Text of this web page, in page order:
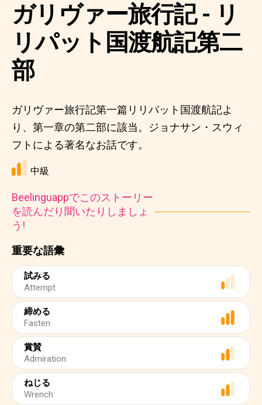
重要な語彙
試みる
Attempt
締める
Fasten
賞賛
Admiration
ねじる
Wrench
ガリヴァー旅行記 - リ
リパット国渡航記第二
部
ガリヴァー旅行記第一篇リリパット国渡航記よ
り、第一章の第二部に該当。ジョナサン・スウィ
フトによる著名なお話です。
中級
Beelinguappでこのストーリー
を読んだり聞いたりしましょ
う!